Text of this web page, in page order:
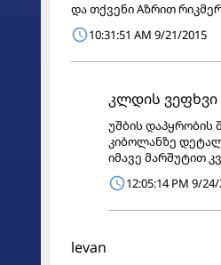
და თქვენი Aზრით
10:31:51 AM 9/21/2015
კლდის ვეფხვი
უშბის დაპყრობის
კიბოლანზე
იმავე მარშუტით
12:05:14 PM 9/
levan